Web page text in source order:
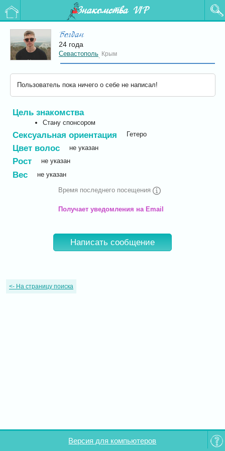
Знакомства VIP
Богдан
24 года
Севастополь Крым
Пользователь пока ничего о себе не написал!
Цель знакомства
Стану спонсором
Сексуальная ориентация Гетеро
Цвет волос не указан
Рост не указан
Вес не указан
Время последнего посещения
Получает уведомления на Email
Написать сообщение
<- На страницу поиска
Версия для компьютеров